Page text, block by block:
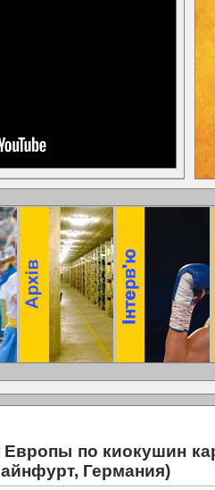
по киокушин
Германия)